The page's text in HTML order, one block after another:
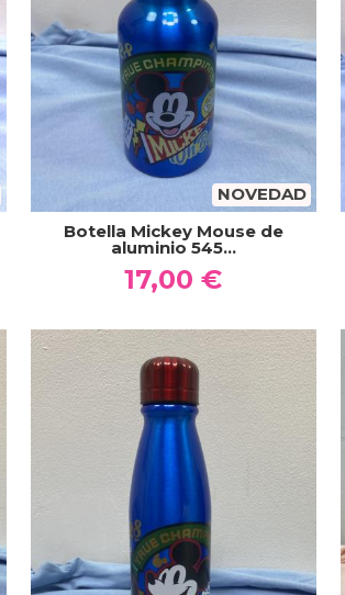
NOVEDAD
Botella Mickey Mouse de
aluminio 545...
17,00 €